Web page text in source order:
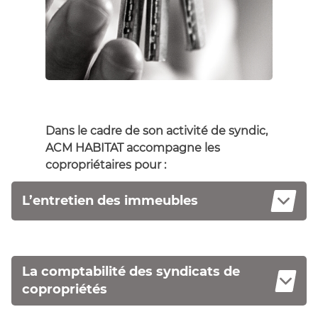
Dans le cadre de son activité de syndic,
ACM HABITAT accompagne les
copropriétaires pour :
L’entretien des immeubles
La comptabilité des syndicats de
copropriétés